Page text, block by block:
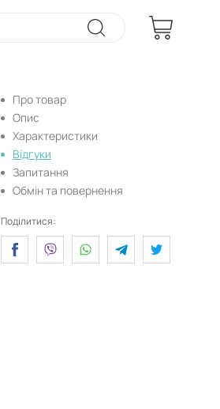
Про товар
Опис
Характеристики
Відгуки
Запитання
Обмін та повернення
Поділитися: